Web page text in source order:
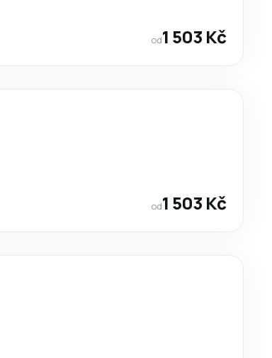
od1 503 Kč
od1 503 Kč